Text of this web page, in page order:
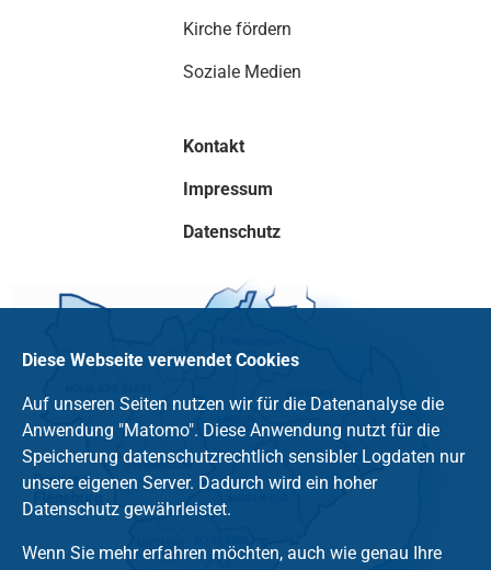
Kirche fördern
Soziale Medien
Kontakt
Impressum
Datenschutz
Diese Webseite verwendet Cookies
Auf unseren Seiten nutzen wir für die Datenanalyse die
Anwendung "Matomo". Diese Anwendung nutzt für die
Speicherung datenschutzrechtlich sensibler Logdaten nur
unsere eigenen Server. Dadurch wird ein hoher
Datenschutz gewährleistet.
Wenn Sie mehr erfahren möchten, auch wie genau Ihre